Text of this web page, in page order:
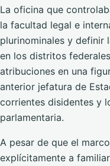
La oficina que
la facultad legal e
plurinominales y definir
en los distritos
atribuciones en una
anterior jefatura de
corrientes disidentes y
parlamentaria.
A pesar de que el
explícitamente a